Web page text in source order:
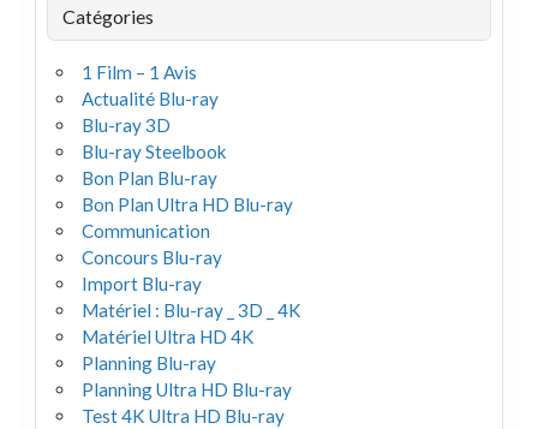
Catégories
1 Film – 1 Avis
Actualité Blu-ray
Blu-ray 3D
Blu-ray Steelbook
Bon Plan Blu-ray
Bon Plan Ultra HD Blu-ray
Communication
Concours Blu-ray
Import Blu-ray
Matériel : Blu-ray _ 3D _ 4K
Matériel Ultra HD 4K
Planning Blu-ray
Planning Ultra HD Blu-ray
Test 4K Ultra HD Blu-ray